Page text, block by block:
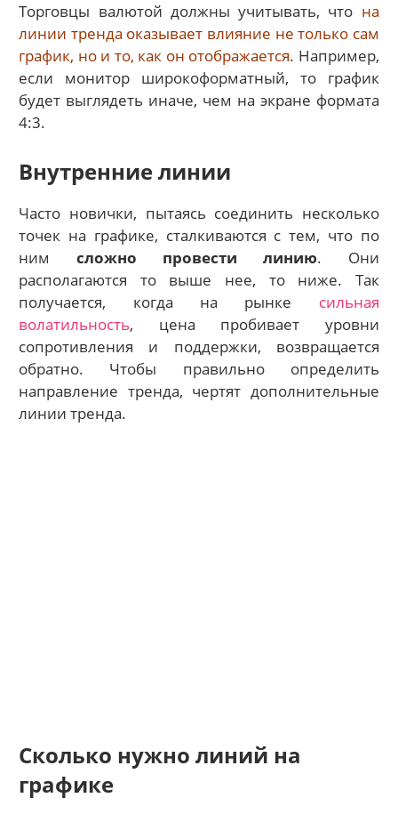
Торговцы валютой должны учитывать, что на
линии тренда оказывает влияние не только сам
график, но и то, как он отображается. Например,
если монитор широкоформатный, то график
будет выглядеть иначе, чем на экране формата
4:3.
Внутренние линии
Часто новички, пытаясь соединить несколько
точек на графике, сталкиваются с тем, что по
ним сложно провести линию. Они
располагаются то выше нее, то ниже. Так
получается, когда на рынке сильная
волатильность, цена пробивает уровни
сопротивления и поддержки, возвращается
обратно. Чтобы правильно определить
направление тренда, чертят дополнительные
линии тренда.
Сколько нужно линий на
графике